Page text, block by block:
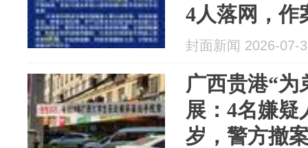
4人落网，作
被警方撤案
封面新闻 2026-07-
广西贵港“为
展：4名嫌疑
岁，警方撤